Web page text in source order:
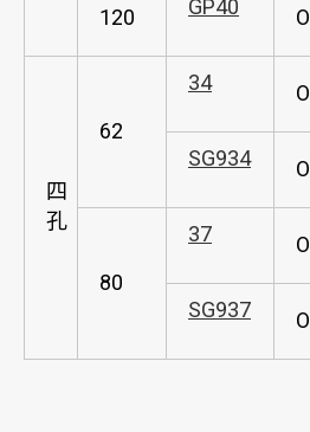
120 GP40 O
四
孔
62
34 O
SG934 O
80
37 O
SG937 O